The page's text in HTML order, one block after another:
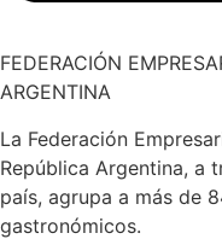
FEDERACIÓN
ARGENTINA
La Federación
República Argentina, a
país, agrupa a más de
gastronómicos.